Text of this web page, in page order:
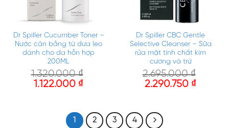
Dr Spiller Cucumber Toner –
Nước cân bằng từ dưa leo
dành cho da hỗn hợp
200ML
1.320.000₫
1.122.000 ₫
Dr Spiller CBC Gentle
Selective Cleanser – Sữa
rửa mặt tinh chất kim
cương và trứ
2.695.000₫
2.290.750 ₫
1 2 3 4